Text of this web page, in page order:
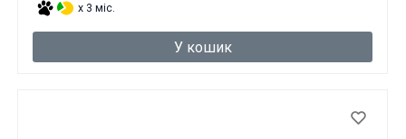
x 3 міс.
У кошик